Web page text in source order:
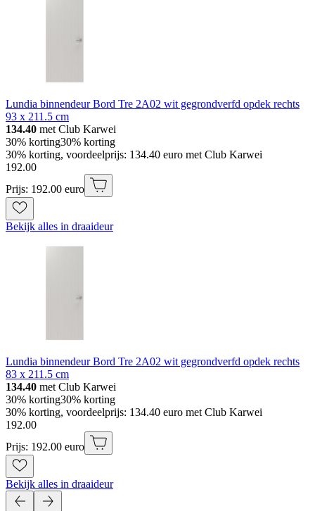
Lundia binnendeur Bord Tre 2A02 wit gegrondverfd opdek rechts
93 x 211.5 cm
134.40 met Club Karwei
30% korting30% korting
30% korting, voordeelprijs: 134.40 euro met Club Karwei
192.00
Prijs: 192.00 euro
Bekijk alles in draaideur
Lundia binnendeur Bord Tre 2A02 wit gegrondverfd opdek rechts
83 x 211.5 cm
134.40 met Club Karwei
30% korting30% korting
30% korting, voordeelprijs: 134.40 euro met Club Karwei
192.00
Prijs: 192.00 euro
Bekijk alles in draaideur